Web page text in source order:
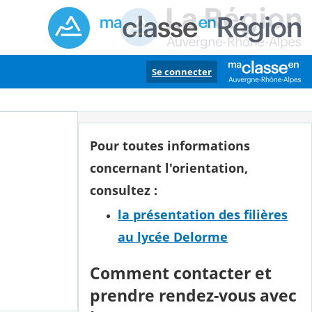
Se connecter
Pour toutes informations
concernant l'orientation,
consultez :
la présentation des filières
au lycée Delorme
Comment contacter et
prendre rendez-vous avec